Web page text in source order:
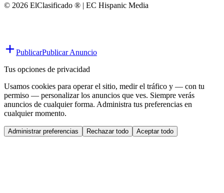
© 2026 ElClasificado ® | EC Hispanic Media
PublicarPublicar Anuncio
Tus opciones de privacidad
Usamos cookies para operar el sitio, medir el tráfico y — con tu
permiso — personalizar los anuncios que ves. Siempre verás
anuncios de cualquier forma. Administra tus preferencias en
cualquier momento.
Administrar preferencias Rechazar todo Aceptar todo